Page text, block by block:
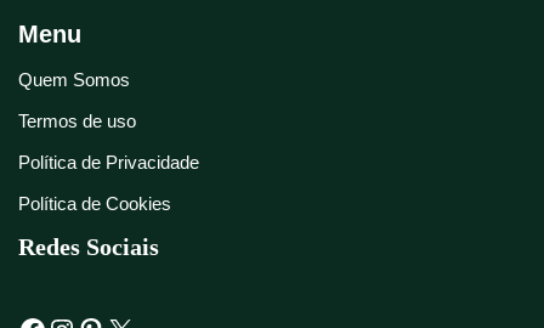
Menu
Quem Somos
Termos de uso
Política de Privacidade
Política de Cookies
Redes Sociais